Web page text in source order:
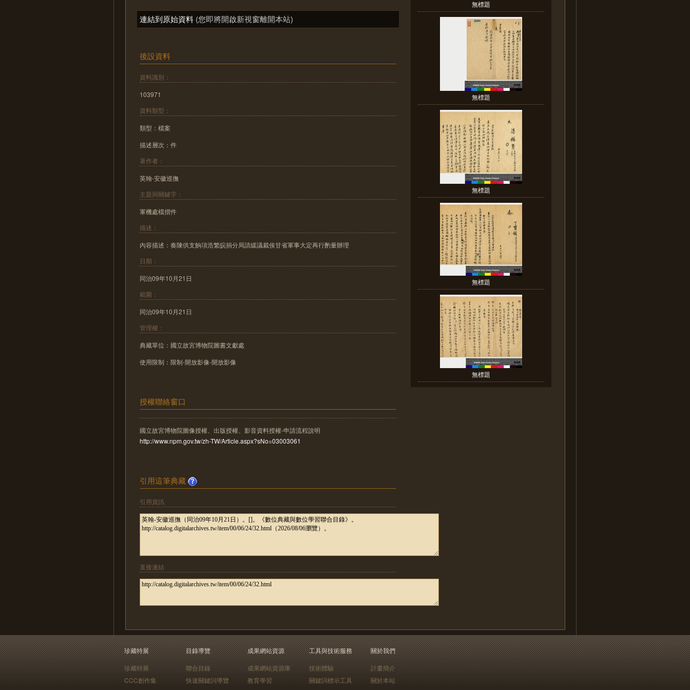
連結到原始資料 (您即將開啟新視窗離開本站)
後設資料
資料識別：
103971
資料類型：
類型：檔案
描述層次：件
著作者：
英翰-安徽巡撫
主題與關鍵字：
軍機處檔摺件
描述：
內容描述：奏陳供支餉項浩繁皖捐分局請緩議裁俟甘省軍事大定再行酌量辦理
日期：
同治09年10月21日
範圍：
同治09年10月21日
管理權：
典藏單位：國立故宮博物院圖書文獻處
使用限制：限制-開放影像-開放影像
授權聯絡窗口
國立故宮博物院圖像授權、出版授權、影音資料授權-申請流程說明
http://www.npm.gov.tw/zh-TW/Article.aspx?sNo=03003061
引用這筆典藏
引用資訊
直接連結
無標題
無標題
無標題
無標題
無標題
珍藏特展
珍藏特展
CCC創作集
目錄導覽
聯合目錄
快速關鍵詞導覽
成果網站資源
成果網站資源庫
教育學習
工具與技術服務
技術體驗
關鍵詞標示工具
關於我們
計畫簡介
關於本站